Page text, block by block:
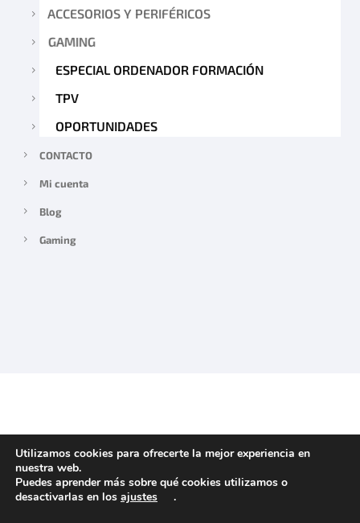
ACCESORIOS Y PERIFÉRICOS
GAMING
ESPECIAL ORDENADOR FORMACIÓN
TPV
OPORTUNIDADES
CONTACTO
Mi cuenta
Blog
Gaming
Utilizamos cookies para ofrecerte la mejor experiencia en
nuestra web.
Puedes aprender más sobre qué cookies utilizamos o
desactivarlas en los ajustes .